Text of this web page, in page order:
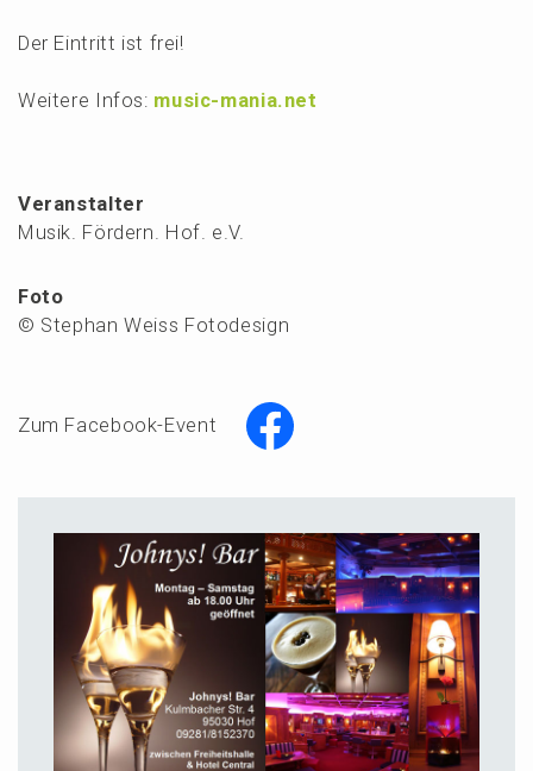
Der Eintritt ist frei!
Weite­re Infos: music-mania.net
Veranstalter
Musik. Fördern. Hof. e.V.
Foto
© Stephan Weiss Fotodesign
Zum Facebook-Event